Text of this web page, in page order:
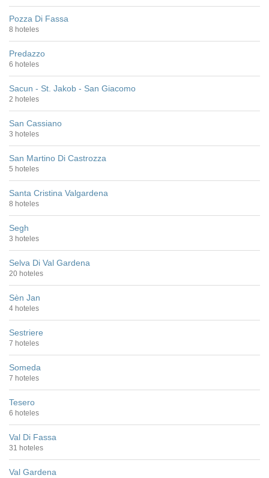
Pozza Di Fassa
8 hoteles
Predazzo
6 hoteles
Sacun - St. Jakob - San Giacomo
2 hoteles
San Cassiano
3 hoteles
San Martino Di Castrozza
5 hoteles
Santa Cristina Valgardena
8 hoteles
Segh
3 hoteles
Selva Di Val Gardena
20 hoteles
Sèn Jan
4 hoteles
Sestriere
7 hoteles
Someda
7 hoteles
Tesero
6 hoteles
Val Di Fassa
31 hoteles
Val Gardena